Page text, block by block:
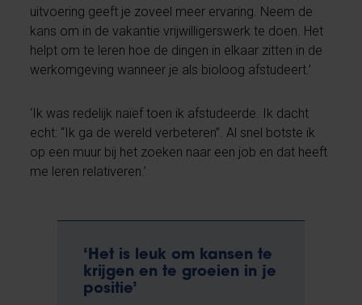
uitvoering geeft je zoveel meer ervaring. Neem de
kans om in de vakantie vrijwilligerswerk te doen. Het
helpt om te leren hoe de dingen in elkaar zitten in de
werkomgeving wanneer je als bioloog afstudeert.’
‘Ik was redelijk naïef toen ik afstudeerde. Ik dacht
echt: “Ik ga de wereld verbeteren”. Al snel botste ik
op een muur bij het zoeken naar een job en dat heeft
me leren relativeren.’
‘Het is leuk om kansen te
krijgen en te groeien in je
positie’